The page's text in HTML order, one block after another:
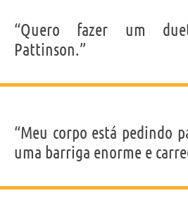
Personagens relacionados por
“Quero fazer um
Pattinson.”
“Meu corpo está pedindo
uma barriga enorme e